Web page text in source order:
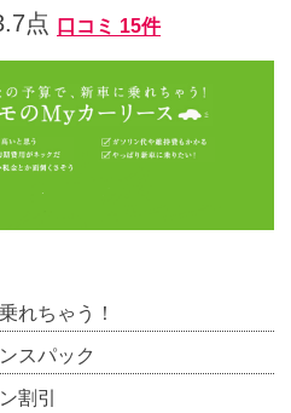
点 口コミ 15件
れちゃう！
スパック
割引